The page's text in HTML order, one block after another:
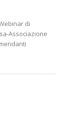
di
Associazione